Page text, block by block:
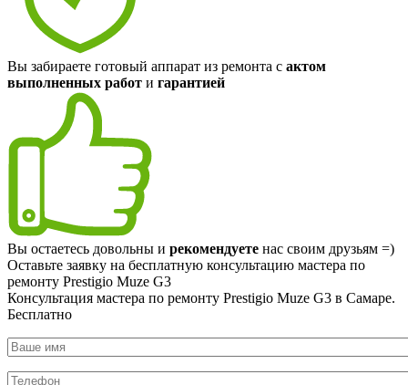
Вы забираете готовый аппарат из ремонта с актом
выполненных работ и гарантией
Вы остаетесь довольны и рекомендуете нас своим друзьям =)
Оставьте заявку на бесплатную консультацию мастера по
ремонту Prestigio Muze G3
Консультация мастера по ремонту Prestigio Muze G3 в Самаре.
Бесплатно